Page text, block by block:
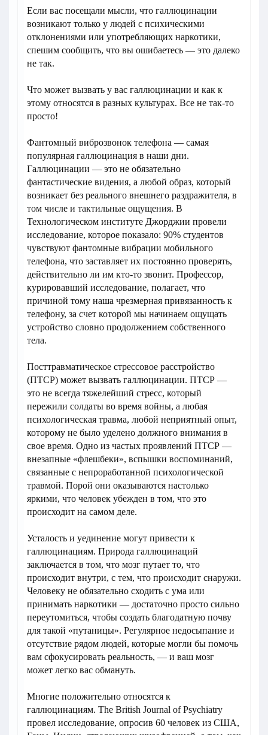
Если вас посещали мысли, что галлюцинации
возникают только у людей с психическими
отклонениями или употребляющих наркотики,
спешим сообщить, что вы ошибаетесь — это далеко
не так.
Что может вызвать у вас галлюцинации и как к
этому относятся в разных культурах. Все не так-то
просто!
Фантомный виброзвонок телефона — самая
популярная галлюцинация в наши дни.
Галлюцинации — это не обязательно
фантастические видения, а любой образ, который
возникает без реального внешнего раздражителя, в
том числе и тактильные ощущения. В
Технологическом институте Джорджии провели
исследование, которое показало: 90% студентов
чувствуют фантомные вибрации мобильного
телефона, что заставляет их постоянно проверять,
действительно ли им кто-то звонит. Профессор,
курировавший исследование, полагает, что
причиной тому наша чрезмерная привязанность к
телефону, за счет которой мы начинаем ощущать
устройство словно продолжением собственного
тела.
Посттравматическое стрессовое расстройство
(ПТСР) может вызвать галлюцинации. ПТСР —
это не всегда тяжелейший стресс, который
пережили солдаты во время войны, а любая
психологическая травма, любой неприятный опыт,
которому не было уделено должного внимания в
свое время. Одно из частых проявлений ПТСР —
внезапные «флешбеки», вспышки воспоминаний,
связанные с непроработанной психологической
травмой. Порой они оказываются настолько
яркими, что человек убежден в том, что это
происходит на самом деле.
Усталость и уединение могут привести к
галлюцинациям. Природа галлюцинаций
заключается в том, что мозг путает то, что
происходит внутри, с тем, что происходит снаружи.
Человеку не обязательно сходить с ума или
принимать наркотики — достаточно просто сильно
переутомиться, чтобы создать благодатную почву
для такой «путаницы». Регулярное недосыпание и
отсутствие рядом людей, которые могли бы помочь
вам сфокусировать реальность, — и ваш мозг
может легко вас обмануть.
Многие положительно относятся к
галлюцинациям. The British Journal of Psychiatry
провел исследование, опросив 60 человек из США,